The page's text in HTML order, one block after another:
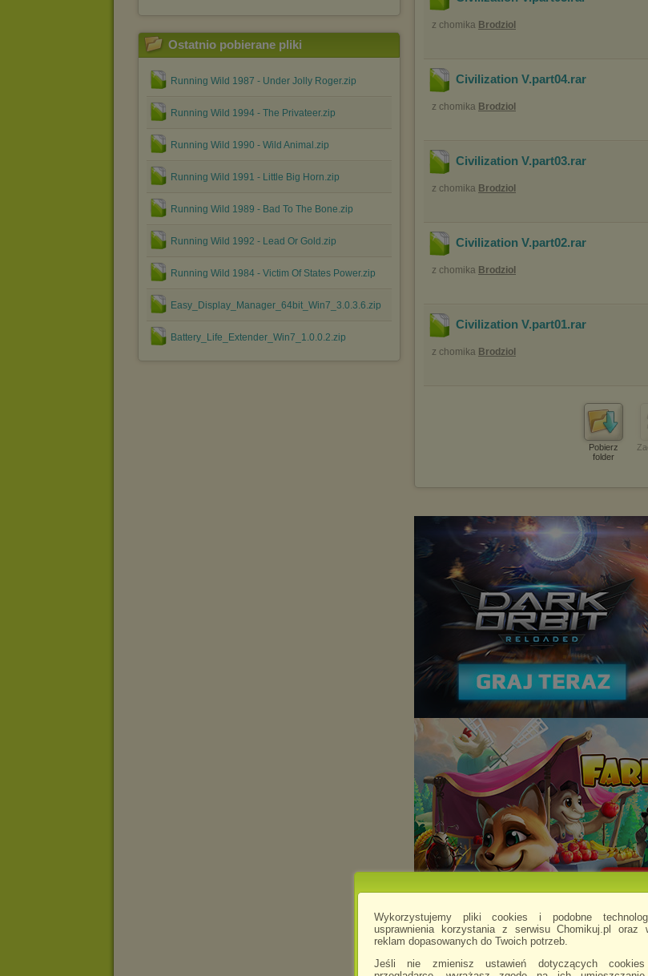
Wykorzystujemy pliki cookies i podobne
usprawnienia korzystania z serwisu Chomikuj.pl oraz
reklam dopasowanych do Twoich potrzeb.
Jeśli nie zmienisz ustawień dotyczących
Ostatnio pobierane pliki
Running Wild 1987 - Under Jolly Roger.zip
Running Wild 1994 - The Privateer.zip
Running Wild 1990 - Wild Animal.zip
Running Wild 1991 - Little Big Horn.zip
Running Wild 1989 - Bad To The Bone.zip
Running Wild 1992 - Lead Or Gold.zip
Running Wild 1984 - Victim Of States Power.zip
Easy_Display_Manager_64bit_Win7_3.0.3.6.zip
Battery_Life_Extender_Win7_1.0.0.2.zip
z chomika Brodziol
Civilization V.part04.rar
z chomika Brodziol
Civilization V.part03.rar
z chomika Brodziol
Civilization V.part02.rar
z chomika Brodziol
Civilization V.part01.rar
z chomika Brodziol
Pobierz
folder
Chomikowe rozmowy